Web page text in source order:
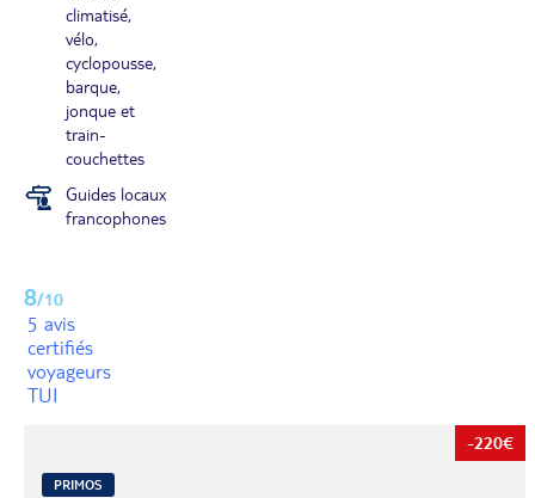
climatisé,
vélo,
cyclopousse,
barque,
jonque et
train-
couchettes
Guides locaux
francophones
8/10
5 avis
certifiés
voyageurs
TUI
-220€
PRIMOS